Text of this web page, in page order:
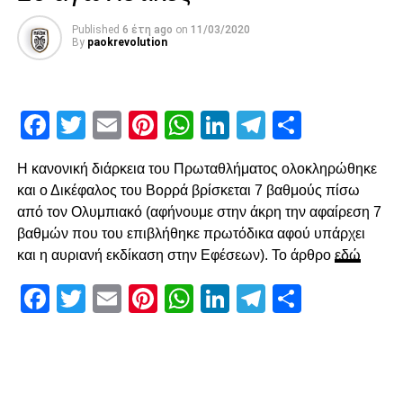
Ο Κοτάρσκι «έσωσε» τον Καμαρά
ο Λαχούντ βγήκε απέναντι από τον Κοτάρσκι, αλλά ο
καταγράφηκε στο 78’, με γύρισμα του Ζίβκοβιτς στην
καρδιά της περιοχής και επέμβαση του Τσάβες προ του
επερχόμενου Τισουντάλι.
Published 6 έτη ago on 11/03/2020
By paokrevolution
Facebook
Twitter
EmailPinterest
WhatsApp
LinkedIn
Telegram
Η κανονική διάρκεια του Πρωταθλήματος ολοκληρώθηκε
και ο Δικέφαλος του Βορρά βρίσκεται 7 βαθμούς πίσω
από τον Ολυμπιακό (αφήνουμε στην άκρη την αφαίρεση 7
βαθμών που του επιβλήθηκε πρωτόδικα αφού υπάρχει
και η αυριανή εκδίκαση στην Εφέσεων). Το άρθρο εδώ
Facebook
Twitter
EmailPinterest
WhatsApp
LinkedIn
Telegram